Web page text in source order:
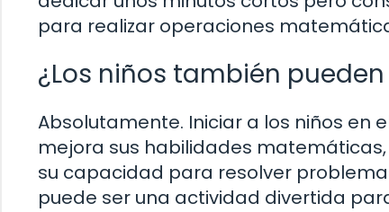
para realizar operaciones
¿Los niños también
Absolutamente. Iniciar a los niños
mejora sus habilidades
su capacidad para resolver
puede ser una actividad divertida